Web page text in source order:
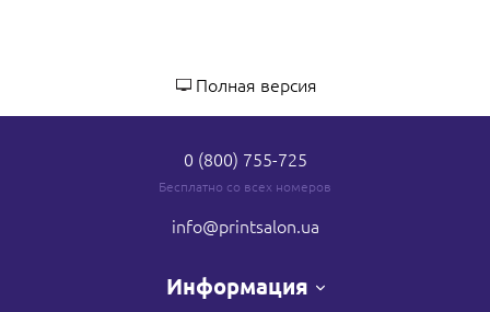
Полная версия
0 (800) 755-725
Бесплатно со всех номеров
info@printsalon.ua
Информация